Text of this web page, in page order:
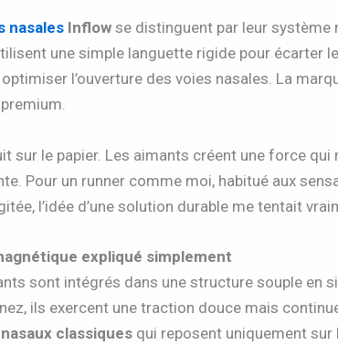
nasales Inflow se distinguent par leur système
une simple languette rigide pour écarter
l’ouverture des voies nasales. La
sur le papier. Les aimants créent une force
Pour un runner comme moi, habitué aux
l’idée d’une solution durable me tentait
expliqué simplement
sont intégrés dans une structure souple en
ils exercent une traction douce mais
classiques qui reposent uniquement sur